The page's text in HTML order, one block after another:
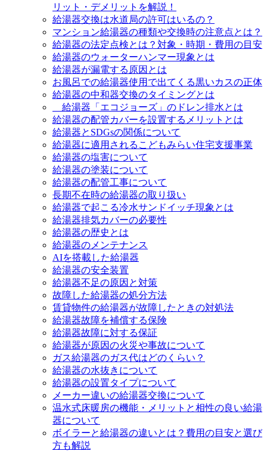
リット・デメリットを解説！
給湯器交換は水道局の許可はいるの？
マンション給湯器の種類や交換時の注意点とは？
給湯器の法定点検とは？対象・時期・費用の目安
給湯器のウォーターハンマー現象とは
給湯器が漏電する原因とは
お風呂での給湯器使用で出てくる黒いカスの正体
給湯器の中和器交換のタイミングとは
給湯器「エコジョーズ」のドレン排水とは
給湯器の配管カバーを設置するメリットとは
給湯器とSDGsの関係について
給湯器に適用されるこどもみらい住宅支援事業
給湯器の塩害について
給湯器の塗装について
給湯器の配管工事について
長期不在時の給湯器の取り扱い
給湯器で起こる冷水サンドイッチ現象とは
給湯器排気カバーの必要性
給湯器の歴史とは
給湯器のメンテナンス
AIを搭載した給湯器
給湯器の安全装置
給湯器不足の原因と対策
故障した給湯器の処分方法
賃貸物件の給湯器が故障したときの対処法
給湯器故障を補償する保険
給湯器故障に対する保証
給湯器が原因の火災や事故について
ガス給湯器のガス代はどのくらい？
給湯器の水抜きについて
給湯器の設置タイプについて
メーカー違いの給湯器交換について
温水式床暖房の機能・メリットと相性の良い給湯
器について
ボイラーと給湯器の違いとは？費用の目安と選び
方も解説